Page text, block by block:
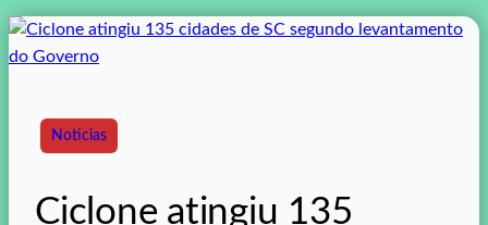
Noticias
Ciclone atingiu 135